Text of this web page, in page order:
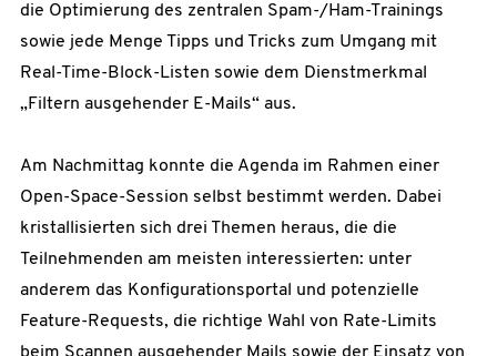
die Optimierung des zentralen Spam-/Ham-Trainings
sowie jede Menge Tipps und Tricks zum Umgang mit
Real-Time-Block-Listen sowie dem Dienstmerkmal
„Filtern ausgehender E-Mails“ aus.
Am Nachmittag konnte die Agenda im Rahmen einer
Open-Space-Session selbst bestimmt werden. Dabei
kristallisierten sich drei Themen heraus, die die
Teilnehmenden am meisten interessierten: unter
anderem das Konfigurationsportal und potenzielle
Feature-Requests, die richtige Wahl von Rate-Limits